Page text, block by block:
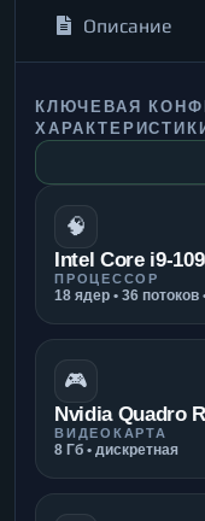
Описание
КЛЮЧЕВАЯ
🧠
Intel Core i9-
ПРОЦЕССОР
18 ядер • 36 потоков
🎮
Nvidia Quadro
ВИДЕОКАРТА
8 Гб • дискретная